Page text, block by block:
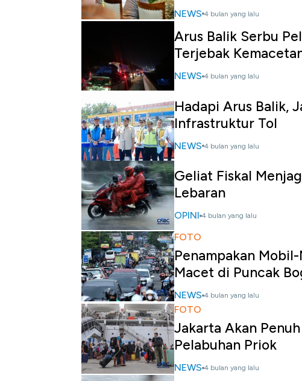
NEWS 4 bulan yang lalu
Arus Balik Serbu
Terjebak
NEWS 4 bulan yang lalu
Hadapi Arus Balik,
Infrastruktur Tol
NEWS 4 bulan yang lalu
Geliat Fiskal
Lebaran
OPINI 4 bulan yang lalu
FOTO
Penampakan
Macet di Puncak
NEWS 4 bulan yang lalu
FOTO
Jakarta Akan
Pelabuhan Priok
NEWS 4 bulan yang lalu